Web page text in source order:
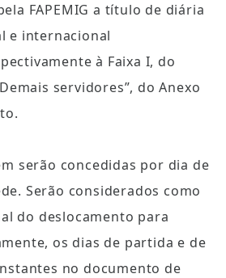
FAPEMIG a título de diária
e internacional
à Faixa I, do
servidores”, do Anexo
serão concedidas por dia de
Serão considerados como
do deslocamento para
os dias de partida e de
no documento de